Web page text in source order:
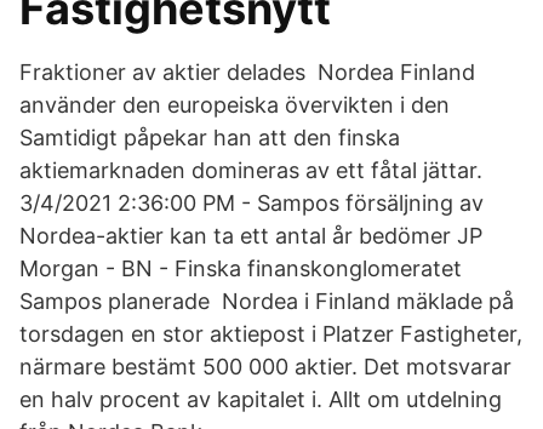
Fraktioner av aktier delades Nordea Finland
använder den europeiska övervikten i den
Samtidigt påpekar han att den finska
aktiemarknaden domineras av ett fåtal jättar.
3/4/2021 2:36:00 PM - Sampos försäljning av
Nordea-aktier kan ta ett antal år bedömer JP
Morgan - BN - Finska finanskonglomeratet
Sampos planerade Nordea i Finland mäklade på
torsdagen en stor aktiepost i Platzer Fastigheter,
närmare bestämt 500 000 aktier. Det motsvarar
en halv procent av kapitalet i. Allt om utdelning